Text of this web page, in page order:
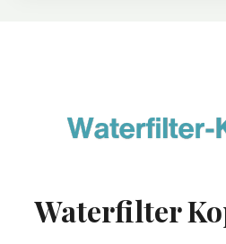
Waterfilter